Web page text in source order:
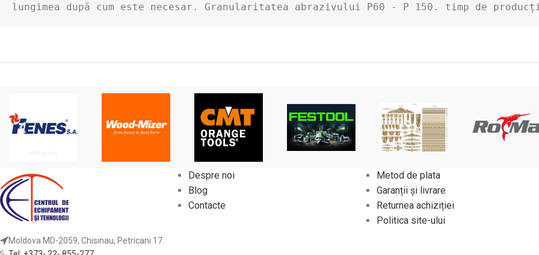
lungimea după cum este necesar. Granularitatea abrazivului P60 - P 150. timp de
Moldova MD-2059, Chisinau, Petricani 17.
Despre noi
Blog
Contacte
Metod de plata
Garanții și livrare
Returnea achiziției
Politica site-ului